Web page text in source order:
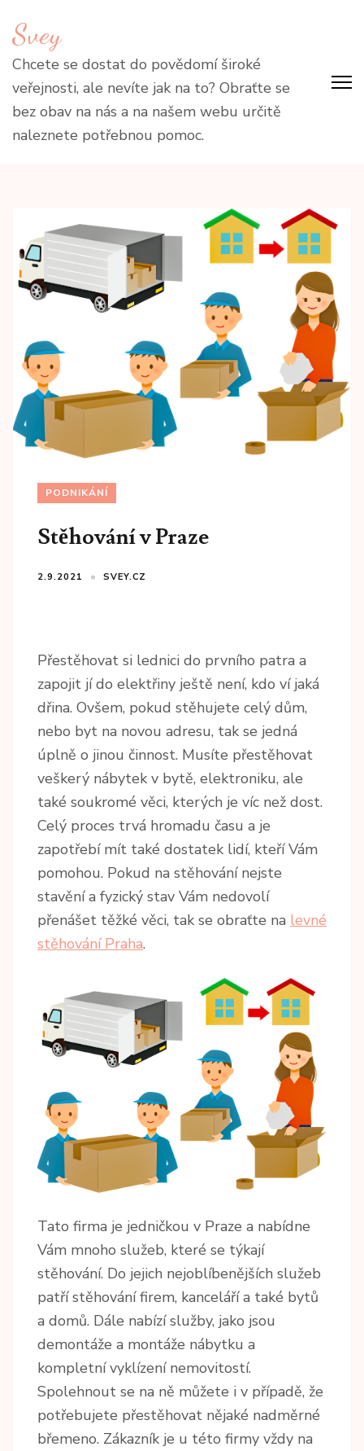
na
obsah
(stiskněte
Enter)
Svey
Chcete se dostat do povědomí široké
veřejnosti, ale nevíte jak na to? Obraťte se
bez obav na nás a na našem webu určitě
naleznete potřebnou pomoc.
PODNIKÁNÍ
Stěhování v Praze
2.9.2021 SVEY.CZ
Přestěhovat si lednici do prvního patra a
zapojit jí do elektřiny ještě není, kdo ví jaká
dřina. Ovšem, pokud stěhujete celý dům,
nebo byt na novou adresu, tak se jedná
úplně o jinou činnost. Musíte přestěhovat
veškerý nábytek v bytě, elektroniku, ale
také soukromé věci, kterých je víc než dost.
Celý proces trvá hromadu času a je
zapotřebí mít také dostatek lidí, kteří Vám
pomohou. Pokud na stěhování nejste
stavění a fyzický stav Vám nedovolí
přenášet těžké věci, tak se obraťte na levné
stěhování Praha.
Tato firma je jedničkou v Praze a nabídne
Vám mnoho služeb, které se týkají
stěhování. Do jejich nejoblíbenějších služeb
patří stěhování firem, kanceláří a také bytů
a domů. Dále nabízí služby, jako jsou
demontáže a montáže nábytku a
kompletní vyklízení nemovitostí.
Spolehnout se na ně můžete i v případě, že
potřebujete přestěhovat nějaké nadměrné
břemeno. Zákazník je u této firmy vždy na